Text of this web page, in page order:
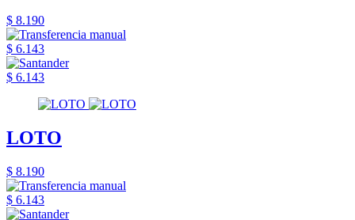
$ 8.190
$ 6.143
$ 6.143
LOTO
$ 8.190
$ 6.143